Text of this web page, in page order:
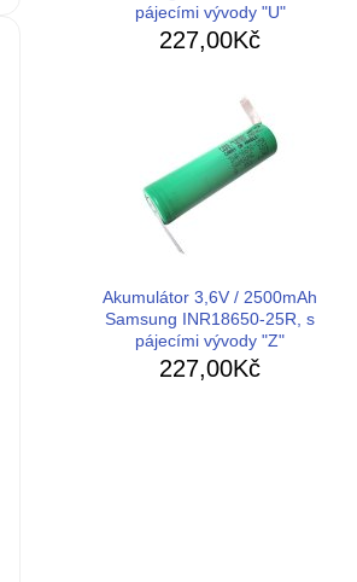
pájecími vývody "U"
227,00Kč
Akumulátor 3,6V / 2500mAh
Samsung INR18650-25R, s
pájecími vývody "Z"
227,00Kč